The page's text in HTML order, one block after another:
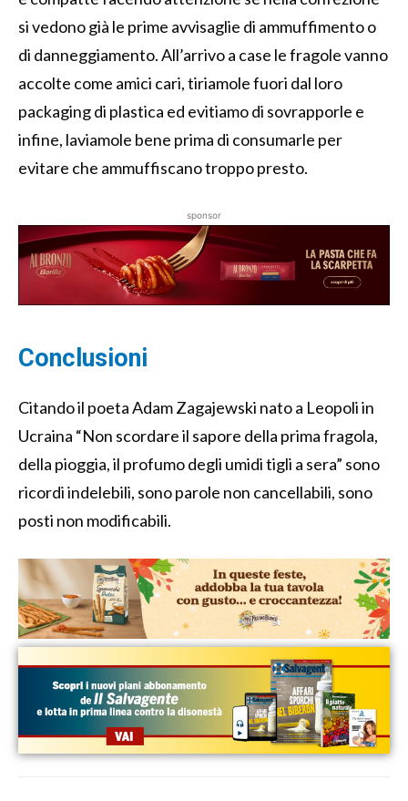
si vedono già le prime avvisaglie di ammuffimento o
di danneggiamento. All’arrivo a case le fragole vanno
accolte come amici cari, tiriamole fuori dal loro
packaging di plastica ed evitiamo di sovrapporle e
infine, laviamole bene prima di consumarle per
evitare che ammuffiscano troppo presto.
sponsor
Conclusioni
Citando il poeta Adam Zagajewski nato a Leopoli in
Ucraina “Non scordare il sapore della prima fragola,
della pioggia, il profumo degli umidi tigli a sera” sono
ricordi indelebili, sono parole non cancellabili, sono
posti non modificabili.